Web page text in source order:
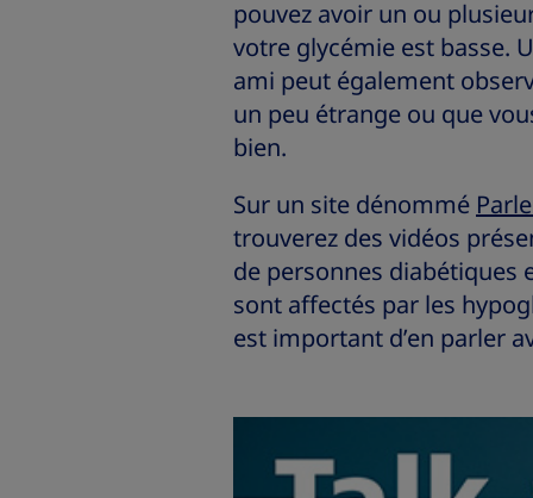
pouvez avoir un ou
votre glycémie est basse.
ami peut également
un peu étrange ou que
bien.
Sur un site dénommé
trouverez des vidéos
de personnes diabétiques
sont affectés par les
est important d’en parler